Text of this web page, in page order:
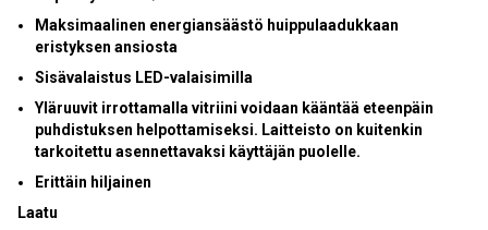
Maksimaalinen energiansäästö huippulaadukkaan
eristyksen ansiosta
Sisävalaistus LED-valaisimilla
Yläruuvit irrottamalla vitriini voidaan kääntää eteenpäin
puhdistuksen helpottamiseksi. Laitteisto on kuitenkin
tarkoitettu asennettavaksi käyttäjän puolelle.
Erittäin hiljainen
Laatu